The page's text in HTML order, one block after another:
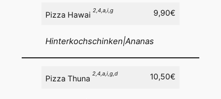
Pizza Hawai
2,4,a,i,g 9,90€
Hinterkochschinken|Ananas
Pizza Thuna
2,4,a,i,g,d 10,50€